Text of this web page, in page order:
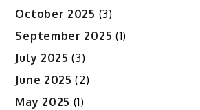
October 2025 (3)
September 2025 (1)
July 2025 (3)
June 2025 (2)
May 2025 (1)